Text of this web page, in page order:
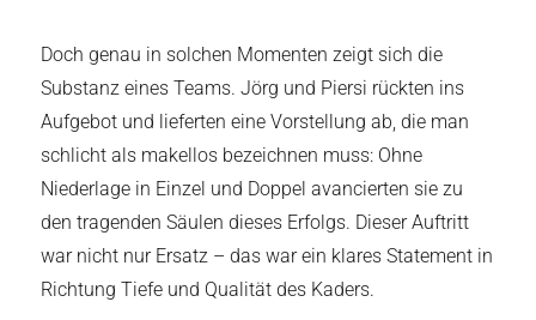
Doch genau in solchen Momenten zeigt sich die
Substanz eines Teams. Jörg und Piersi rückten ins
Aufgebot und lieferten eine Vorstellung ab, die man
schlicht als makellos bezeichnen muss: Ohne
Niederlage in Einzel und Doppel avancierten sie zu
den tragenden Säulen dieses Erfolgs. Dieser Auftritt
war nicht nur Ersatz – das war ein klares Statement in
Richtung Tiefe und Qualität des Kaders.